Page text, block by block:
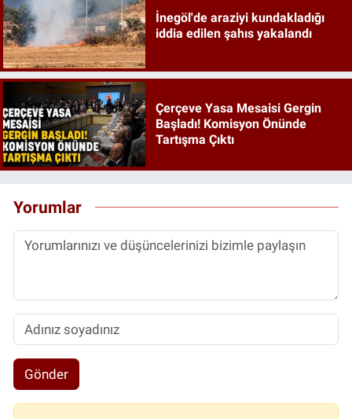
İnegöl'de araziyi kundakladığı
iddia edilen şahıs yakalandı
Çerçeve Yasa Mesaisi Gergin
Başladı! Komisyon Önünde
Tartışma Çıktı
Yorumlar
Gönder